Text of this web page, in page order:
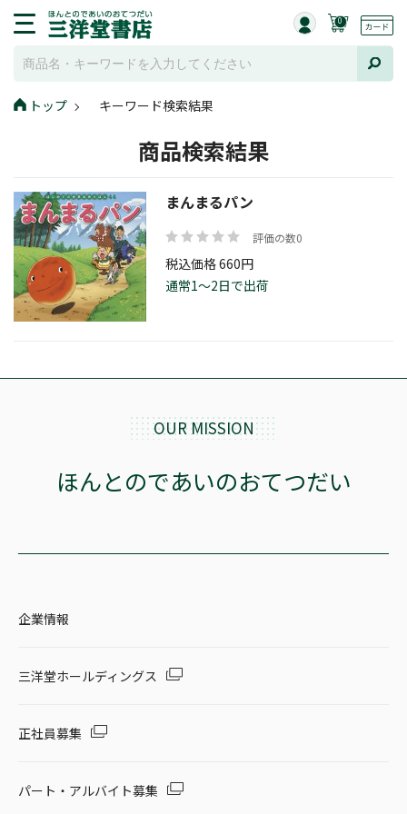
0
トップ キーワード検索結果
商品検索結果
まんまるパン
評価の数0
税込価格 660円
通常1～2日で出荷
OUR MISSION
ほんとのであいのおてつだい
企業情報
三洋堂ホールディングス
正社員募集
パート・アルバイト募集